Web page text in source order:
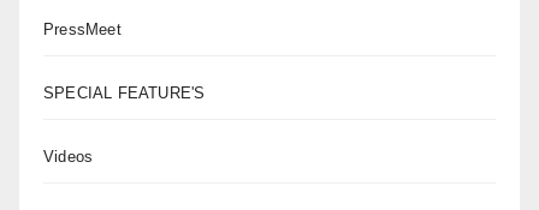
PressMeet
SPECIAL FEATURE'S
Videos